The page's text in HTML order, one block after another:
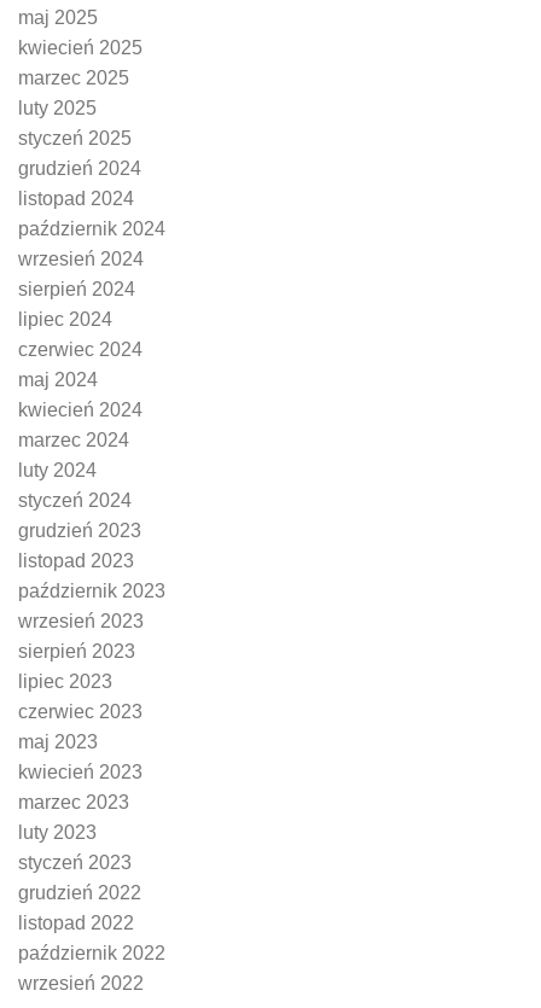
maj 2025
kwiecień 2025
marzec 2025
luty 2025
styczeń 2025
grudzień 2024
listopad 2024
październik 2024
wrzesień 2024
sierpień 2024
lipiec 2024
czerwiec 2024
maj 2024
kwiecień 2024
marzec 2024
luty 2024
styczeń 2024
grudzień 2023
listopad 2023
październik 2023
wrzesień 2023
sierpień 2023
lipiec 2023
czerwiec 2023
maj 2023
kwiecień 2023
marzec 2023
luty 2023
styczeń 2023
grudzień 2022
listopad 2022
październik 2022
wrzesień 2022